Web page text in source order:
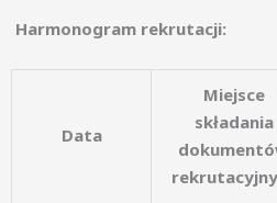
Harmonogram rekrutacji:
Data
Miejsce
składania